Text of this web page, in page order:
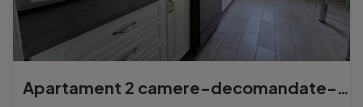
Apartament 2 camere-decomandate-Petru Poni